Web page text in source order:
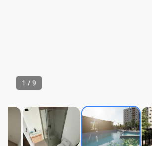
1 / 9